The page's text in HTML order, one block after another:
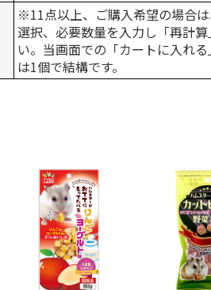
※11点以上、ご購入希望の場合
選択、必要数量を入力し「再計
い。当画面での「カートに入れ
は1個で結構です。